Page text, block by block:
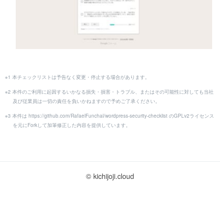
※1 本チェックリストは予告なく変更・停止する場合があります。
※2 本件のご利用に起因するいかなる損失・損害・トラブル、またはその可能性に対しても当社
及び従業員は一切の責任を負いかねますので予めご了承ください。
※3 本件は https://github.com/RafaelFunchal/wordpress-security-checklist のGPLv2ライセンス
を元にForkして加筆修正した内容を提供しています。
© kichijoji.cloud